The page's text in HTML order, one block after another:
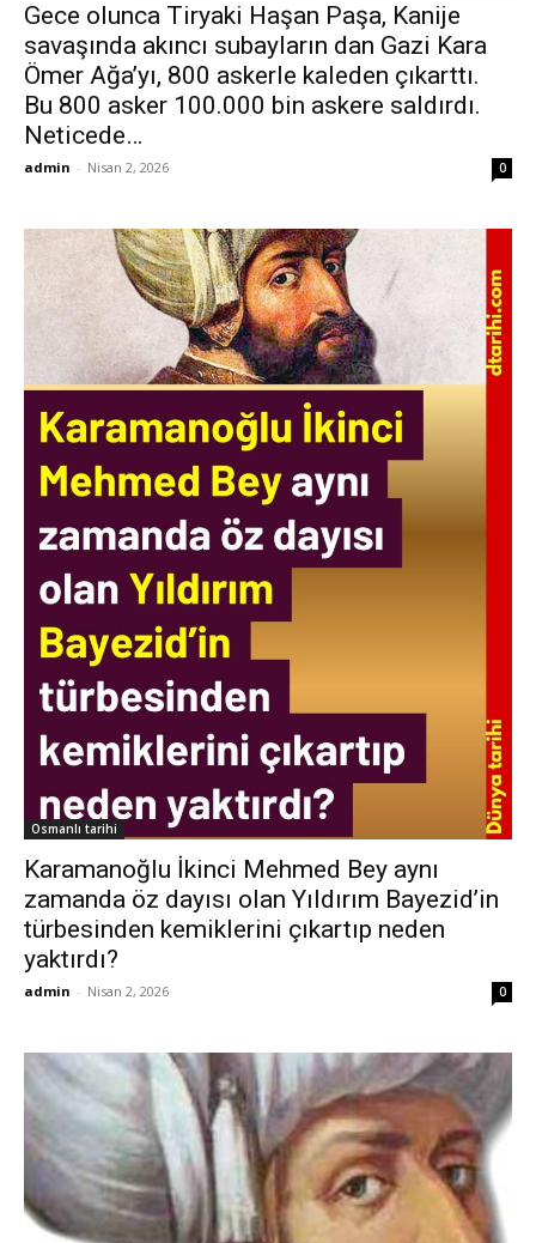
Gece olunca Tiryaki Haşan Paşa, Kanije
savaşında akıncı subayların dan Gazi Kara
Ömer Ağa’yı, 800 askerle kaleden çıkarttı.
Bu 800 asker 100.000 bin askere saldırdı.
Neticede…
admin - Nisan 2, 2026 0
Osmanlı tarihi
Karamanoğlu İkinci Mehmed Bey aynı
zamanda öz dayısı olan Yıldırım Bayezid’in
türbesinden kemiklerini çıkartıp neden
yaktırdı?
admin - Nisan 2, 2026 0